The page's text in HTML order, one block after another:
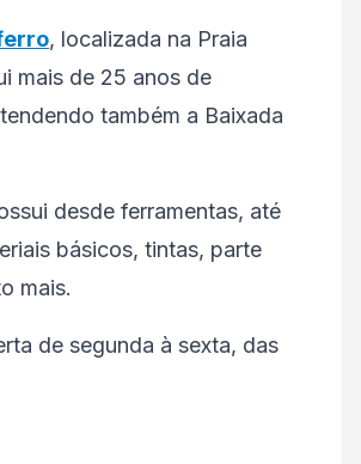
, localizada na Praia
mais de 25 anos de
também a Baixada
desde ferramentas, até
básicos, tintas, parte
mais.
de segunda à sexta, das